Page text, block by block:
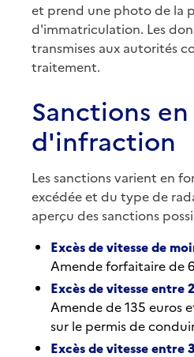
et prend une photo de la
d'immatriculation. Les
transmises aux autorités
traitement.
Sanctions en
d'infraction
Les sanctions varient en
excédée et du type de
aperçu des sanctions
Excès de vitesse de
Amende forfaitaire de
Excès de vitesse entre
Amende de 135 euros
sur le permis de
Excès de vitesse entre